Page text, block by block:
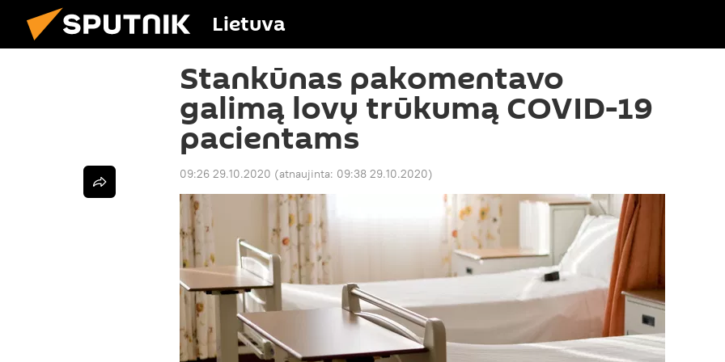
Lietuva
Stankūnas pakomentavo
galimą lovų trūkumą COVID-19
pacientams
09:26 29.10.2020 (atnaujinta: 09:38 29.10.2020)